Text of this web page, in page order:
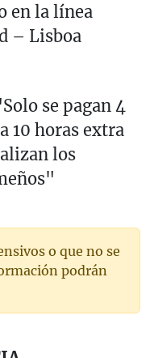
en la línea
– Lisboa
se pagan 4
10 horas extra
los
o que no se
podrán